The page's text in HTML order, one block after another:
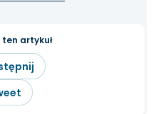
artykuł